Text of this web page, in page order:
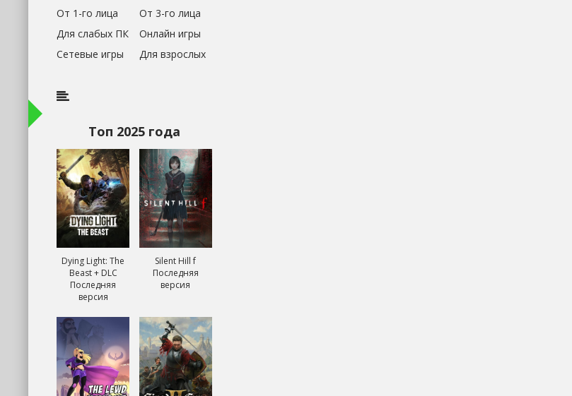
От 1-го лица
От 3-го лица
Для слабых ПК
Онлайн игры
Сетевые игры
Для взрослых
Топ 2025 года
Dying Light: The
Beast + DLC
Последняя
версия
Silent Hill f
Последняя
версия